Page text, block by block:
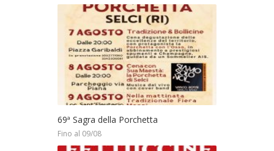
69ª Sagra della Porchetta
Fino al 09/08